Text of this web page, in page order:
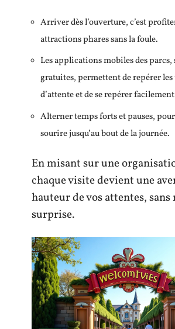
Arriver dès l’ouverture, c’est
attractions phares sans la foule.
Les applications mobiles des parcs,
gratuites, permettent de repérer les
d’attente et de se repérer
Alterner temps forts et pauses,
sourire jusqu’au bout de la journée.
En misant sur une
chaque visite devient une
hauteur de vos attentes, sans
surprise.